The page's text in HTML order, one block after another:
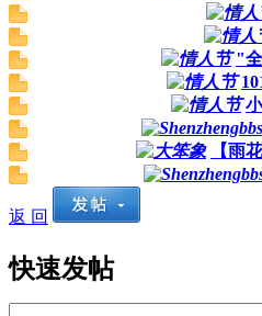
"
【雨
返 回
快速发帖